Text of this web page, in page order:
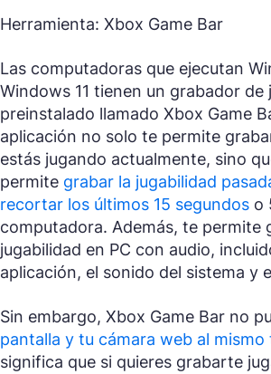
Herramienta: Xbox Game Bar
Las computadoras que ejecutan
Windows 11 tienen un grabador de
preinstalado llamado Xbox Game
aplicación no solo te permite
estás jugando actualmente, sino
permite grabar la jugabilidad
recortar los últimos 15 segundos o
computadora. Además, te permite
jugabilidad en PC con audio,
aplicación, el sonido del sistema y
Sin embargo, Xbox Game Bar no
pantalla y tu cámara web al mismo
significa que si quieres grabarte